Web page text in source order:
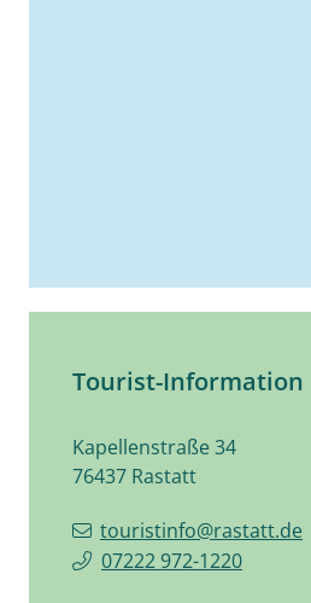
Tourist-Information
Kapellenstraße 34
76437 Rastatt
touristinfo@rastatt.de
07222 972-1220